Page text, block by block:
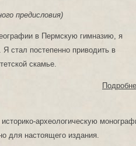
предисловия)
в Пермскую гимназию, я
стал постепенно приводить в
скамье.
археологическую
для настоящего издания.